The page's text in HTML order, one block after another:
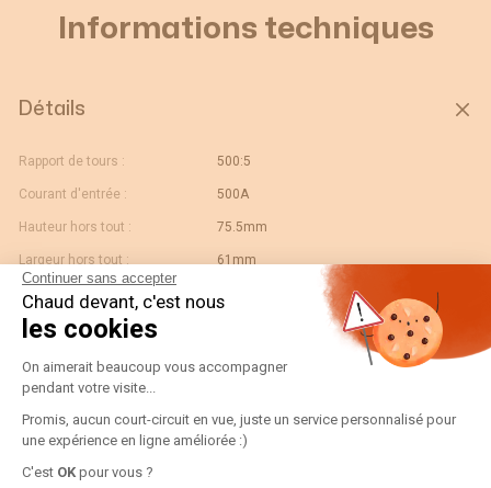
Continuer sans accepter
Chaud devant, c'est nous
les cookies
Plateforme de Gestion du
On aimerait beaucoup vous accompagner
pendant votre visite...
Promis, aucun court-circuit en vue, juste un service personnalisé pour
une expérience en ligne améliorée :)
C'est OK pour vous ?
Informations techniques
Détails
Rapport de tours : 500:5
Courant d'entrée : 500A
Hauteur hors tout : 75.5mm
Largeur hors tout : 61mm
Taille de l'alésage :
Calibre :
Modèle :
Gtin/ean :
Ouverture : 30x10 - Diam.26